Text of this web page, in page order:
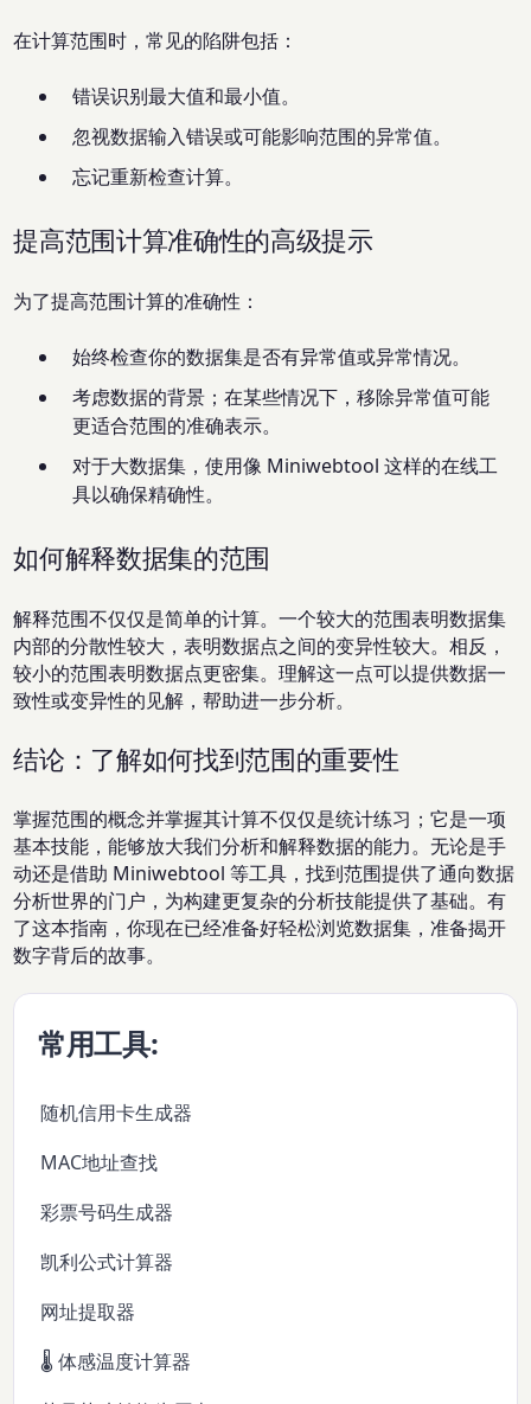
在计算范围时，常见的陷阱包括：
错误识别最大值和最小值。
忽视数据输入错误或可能影响范围的异常值。
忘记重新检查计算。
提高范围计算准确性的高级提示
为了提高范围计算的准确性：
始终检查你的数据集是否有异常值或异常情况。
考虑数据的背景；在某些情况下，移除异常值可能
更适合范围的准确表示。
对于大数据集，使用像 Miniwebtool 这样的在线工
具以确保精确性。
如何解释数据集的范围
解释范围不仅仅是简单的计算。一个较大的范围表明数据集
内部的分散性较大，表明数据点之间的变异性较大。相反，
较小的范围表明数据点更密集。理解这一点可以提供数据一
致性或变异性的见解，帮助进一步分析。
结论：了解如何找到范围的重要性
掌握范围的概念并掌握其计算不仅仅是统计练习；它是一项
基本技能，能够放大我们分析和解释数据的能力。无论是手
动还是借助 Miniwebtool 等工具，找到范围提供了通向数据
分析世界的门户，为构建更复杂的分析技能提供了基础。有
了这本指南，你现在已经准备好轻松浏览数据集，准备揭开
数字背后的故事。
常用工具:
随机信用卡生成器
MAC地址查找
彩票号码生成器
凯利公式计算器
网址提取器
🌡️ 体感温度计算器